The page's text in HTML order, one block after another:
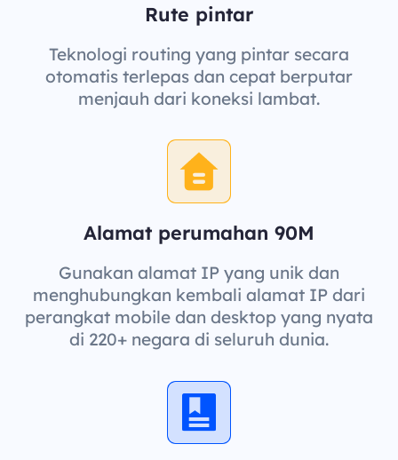
Rute pintar
Teknologi routing yang pintar secara
otomatis terlepas dan cepat berputar
menjauh dari koneksi lambat.
Alamat perumahan 90M
Gunakan alamat IP yang unik dan
menghubungkan kembali alamat IP dari
perangkat mobile dan desktop yang nyata
di 220+ negara di seluruh dunia.